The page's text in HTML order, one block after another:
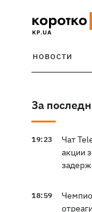
НОВОСТИ
За
19:23
Чат
акции
18:59